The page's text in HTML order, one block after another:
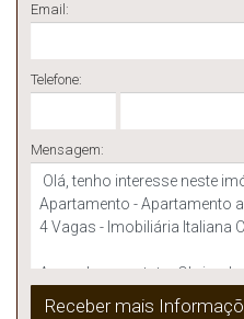
Email:
Telefone:
Mensagem: